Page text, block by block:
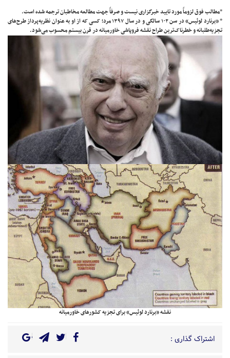
*مطالب فوق لزوماً مورد تایید خبرگزاری نیست و صرفاً جهت مطالعه مخاطبان ترجمه شده است.
* «برنارد لوئیس» در سن ۱۰۲ سالگی و در سال ۱۳۹۷ مرد؛ کسی که از او به عنوان نظریه‌پرداز طرح‌های
تجزیه‌طلبانه و خطرناک‌ترین طراح نقشه فروپاشی خاورمیانه در قرن بیستم محسوب می‌شود.
نقشه «برنارد لوئیس» برای تجزیه کشورهای خاورمیانه
اشتراک گذاری :